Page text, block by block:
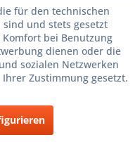
für den technischen
und stets gesetzt
bei Benutzung
dienen oder die
sozialen Netzwerken
Zustimmung gesetzt.